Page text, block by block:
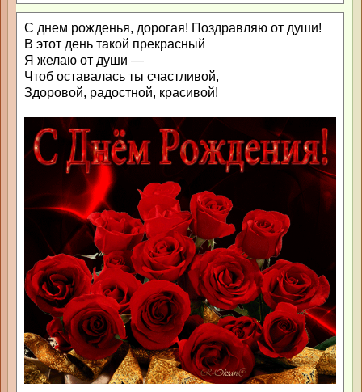
С днем рожденья, дорогая! Поздравляю от души!
В этот день такой прекрасный
Я желаю от души —
Чтоб оставалась ты счастливой,
Здоровой, радостной, красивой!